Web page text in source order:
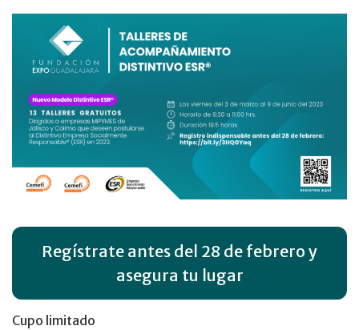
Regístrate antes del 28 de febrero y
asegura tu lugar
Cupo limitado